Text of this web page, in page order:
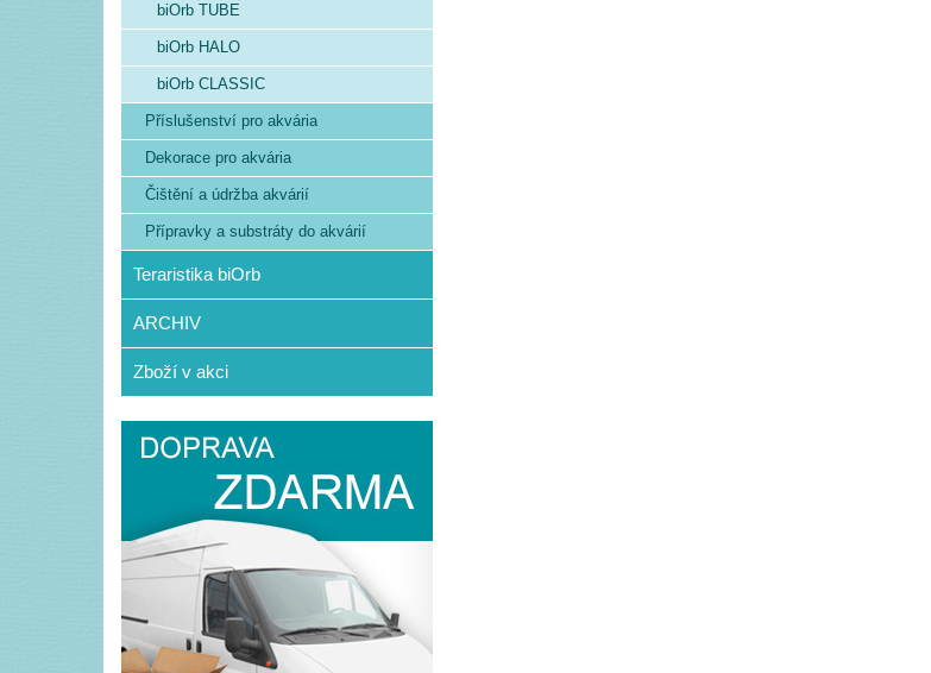
biOrb TUBE
biOrb HALO
biOrb CLASSIC
Příslušenství pro akvária
Dekorace pro akvária
Čištění a údržba akvárií
Přípravky a substráty do akvárií
Teraristika biOrb
ARCHIV
Zboží v akci